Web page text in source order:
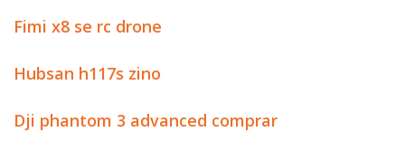
Fimi x8 se rc drone
Hubsan h117s zino
Dji phantom 3 advanced comprar